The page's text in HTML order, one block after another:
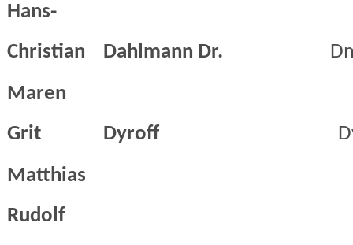
Hans-
Christian
Dahlmann Dr.
Maren
Grit
Dyroff
Matthias
Rudolf